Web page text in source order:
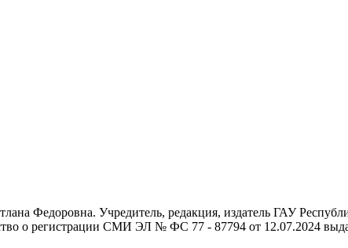
Федоровна. Учредитель, редакция, издатель ГАУ
о регистрации СМИ ЭЛ № ФС 77 - 87794 от 12.07.2024